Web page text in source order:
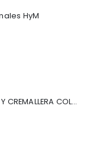
HyM
SUDADERA CON CAPUCHA Y CREMALLERA COLOR AZUL